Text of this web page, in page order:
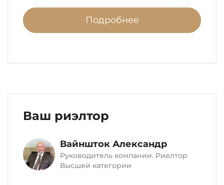
Подробнее
Ваш риэлтор
Вайншток Александр
Руководитель компании. Риелтор
Высшей категории